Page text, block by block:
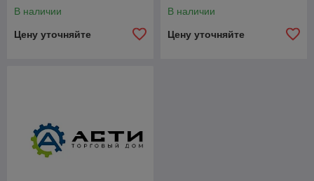
В наличии
Цену уточняйте
В наличии
Цену уточняйте